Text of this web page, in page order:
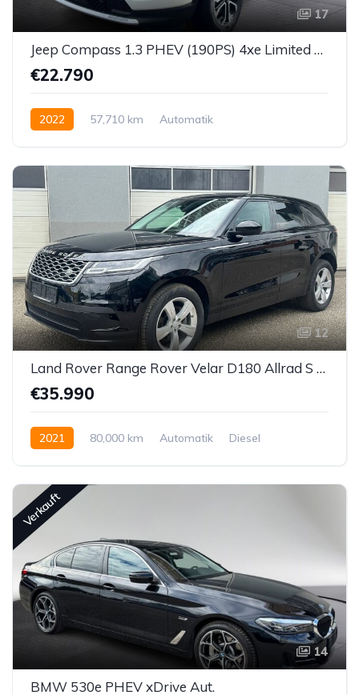
17
Jeep Compass 1.3 PHEV (190PS) 4xe Limited Allrad
€22.790
2022 57,710 km
Automatik
12
Land Rover Range Rover Velar D180 Allrad S R-Dynamic Aut.
€35.990
2021 80,000 km Automatik
Diesel
Verkauft
14
BMW 530e PHEV xDrive Aut.